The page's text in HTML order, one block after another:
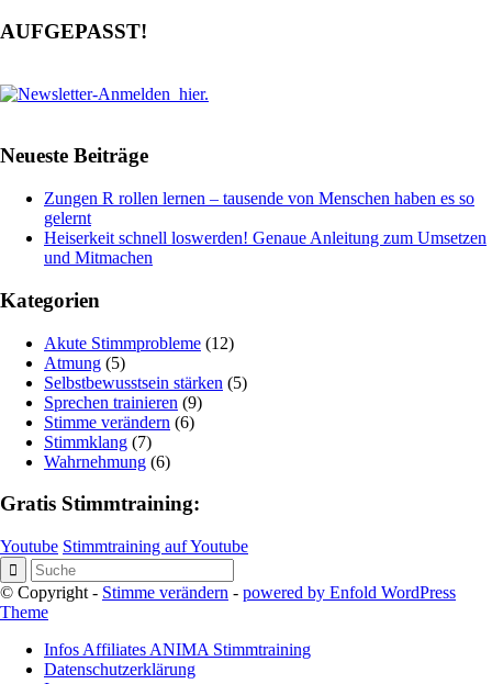
AUFGEPASST!
Neueste Beiträge
Zungen R rollen lernen – tausende von Menschen haben es so
gelernt
Heiserkeit schnell loswerden! Genaue Anleitung zum Umsetzen
und Mitmachen
Kategorien
Akute Stimmprobleme (12)
Atmung (5)
Selbstbewusstsein stärken (5)
Sprechen trainieren (9)
Stimme verändern (6)
Stimmklang (7)
Wahrnehmung (6)
Gratis Stimmtraining:
Youtube Stimmtraining auf Youtube
© Copyright - Stimme verändern - powered by Enfold WordPress
Theme
Infos Affiliates ANIMA Stimmtraining
Datenschutzerklärung